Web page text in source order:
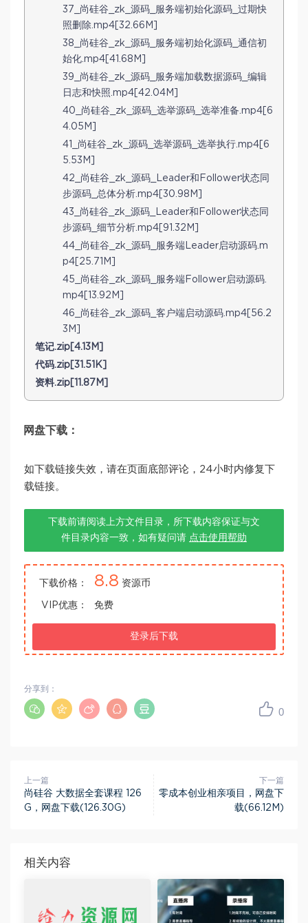
37_尚硅谷_zk_源码_服务端初始化源码_过期快
照删除.mp4[32.66M]
38_尚硅谷_zk_源码_服务端初始化源码_通信初
始化.mp4[41.68M]
39_尚硅谷_zk_源码_服务端加载数据源码_编辑
日志和快照.mp4[42.04M]
40_尚硅谷_zk_源码_选举源码_选举准备.mp4[6
4.05M]
41_尚硅谷_zk_源码_选举源码_选举执行.mp4[6
5.53M]
42_尚硅谷_zk_源码_Leader和Follower状态同
步源码_总体分析.mp4[30.98M]
43_尚硅谷_zk_源码_Leader和Follower状态同
步源码_细节分析.mp4[91.32M]
44_尚硅谷_zk_源码_服务端Leader启动源码.m
p4[25.71M]
45_尚硅谷_zk_源码_服务端Follower启动源码.
mp4[13.92M]
46_尚硅谷_zk_源码_客户端启动源码.mp4[56.2
3M]
笔记.zip[4.13M]
代码.zip[31.51K]
资料.zip[11.87M]
网盘下载：
如下载链接失效，请在页面底部评论，24小时内修复下
载链接。
下载前请阅读上方文件目录，所下载内容保证与文
件目录内容一致，如有疑问请 点击使用帮助
下载价格： 8.8 资源币
VIP优惠： 免费
登录后下载
0
分享到：
上一篇
尚硅谷 大数据全套课程 126
G，网盘下载(126.30G)
下一篇
零成本创业相亲项目，网盘下
载(66.12M)
相关内容